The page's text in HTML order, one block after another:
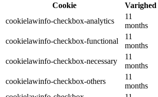
Cookie
Varighed
cookielawinfo-checkbox-analytics
11
months
cookielawinfo-checkbox-functional
11
months
cookielawinfo-checkbox-necessary
11
months
cookielawinfo-checkbox-others
11
months